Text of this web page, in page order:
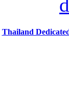
Thailand